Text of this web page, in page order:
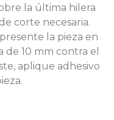
la última hilera
corte necesaria.
la pieza en
10 mm contra el
aplique adhesivo